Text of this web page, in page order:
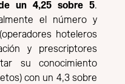
un 4,25 sobre 5.
el número y
hoteleros
y prescriptores
su conocimiento
con un 4,3 sobre